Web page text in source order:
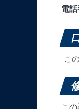
電話
こ
こ